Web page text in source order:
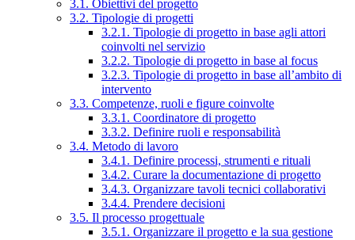
3.1. Obiettivi del progetto
3.2. Tipologie di progetti
3.2.1. Tipologie di progetto in base agli attori
coinvolti nel servizio
3.2.2. Tipologie di progetto in base al focus
3.2.3. Tipologie di progetto in base all’ambito di
intervento
3.3. Competenze, ruoli e figure coinvolte
3.3.1. Coordinatore di progetto
3.3.2. Definire ruoli e responsabilità
3.4. Metodo di lavoro
3.4.1. Definire processi, strumenti e rituali
3.4.2. Curare la documentazione di progetto
3.4.3. Organizzare tavoli tecnici collaborativi
3.4.4. Prendere decisioni
3.5. Il processo progettuale
3.5.1. Organizzare il progetto e la sua gestione